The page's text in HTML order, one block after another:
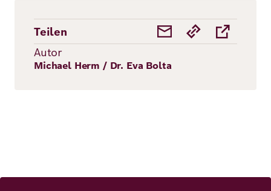
Teilen
Autor
Michael Herm / Dr. Eva Bolta